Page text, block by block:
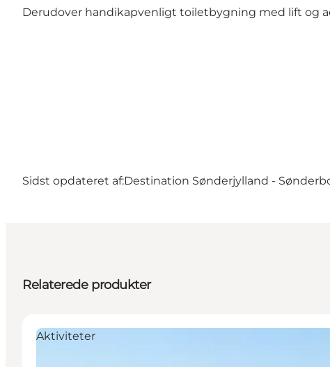
Derudover handikapvenligt toiletbygning med lift og
Sidst opdateret af:Destination Sønderjylland -
Relaterede produkter
Aktiviteter